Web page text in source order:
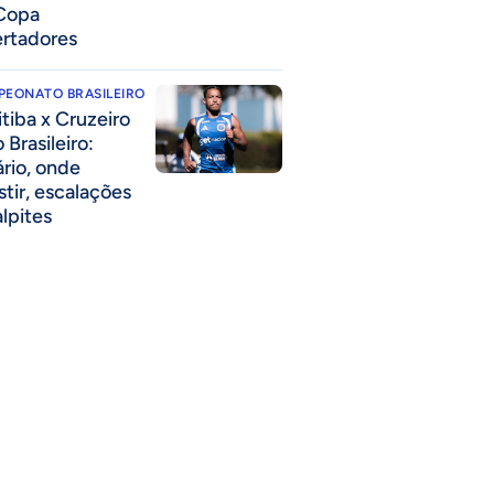
BRASILEIRO
x Cruzeiro
Brasileiro:
onde
escalações